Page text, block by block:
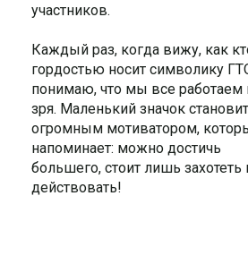
участников.
Каждый раз, когда вижу, как
гордостью носит символику
понимаю, что мы все работаем
зря. Маленький значок
огромным мотиватором,
напоминает: можно достичь
большего, стоит лишь захотеть
действовать!